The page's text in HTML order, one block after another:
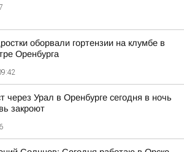
оборвали гортензии на клумбе в
Оренбурга
через Урал в Оренбурге сегодня в ночь
закроют